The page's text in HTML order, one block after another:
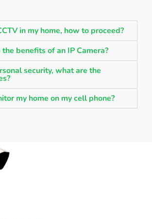
in my home, how to proceed?
benefits of an IP Camera?
security, what are the
my home on my cell phone?